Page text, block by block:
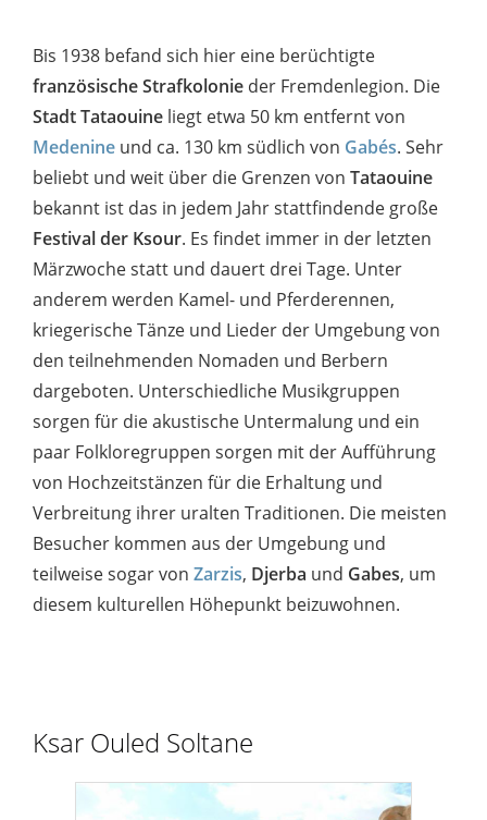
Bis 1938 befand sich hier eine berüchtigte
französische Strafkolonie der Fremdenlegion. Die
Stadt Tataouine liegt etwa 50 km entfernt von
Medenine und ca. 130 km südlich von Gabés. Sehr
beliebt und weit über die Grenzen von Tataouine
bekannt ist das in jedem Jahr stattfindende große
Festival der Ksour. Es findet immer in der letzten
Märzwoche statt und dauert drei Tage. Unter
anderem werden Kamel- und Pferderennen,
kriegerische Tänze und Lieder der Umgebung von
den teilnehmenden Nomaden und Berbern
dargeboten. Unterschiedliche Musikgruppen
sorgen für die akustische Untermalung und ein
paar Folkloregruppen sorgen mit der Aufführung
von Hochzeitstänzen für die Erhaltung und
Verbreitung ihrer uralten Traditionen. Die meisten
Besucher kommen aus der Umgebung und
teilweise sogar von Zarzis, Djerba und Gabes, um
diesem kulturellen Höhepunkt beizuwohnen.
Ksar Ouled Soltane